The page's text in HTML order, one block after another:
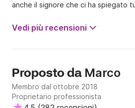
anche il signore che ci ha spiegato
Vedi più recensioni
Proposto da Marco
Membro dal ottobre 2018
Proprietario professionista